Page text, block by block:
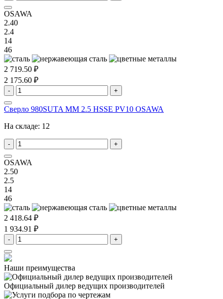
OSAWA
2.40
2.4
14
46
2 719.50 ₽
2 175.60 ₽
- +
Сверло 980SUTA MM 2.5 HSSE PV10 OSAWA
На складе: 12
- +
OSAWA
2.50
2.5
14
46
2 418.64 ₽
1 934.91 ₽
- +
Наши преимущества
Официальный дилер ведущих производителей